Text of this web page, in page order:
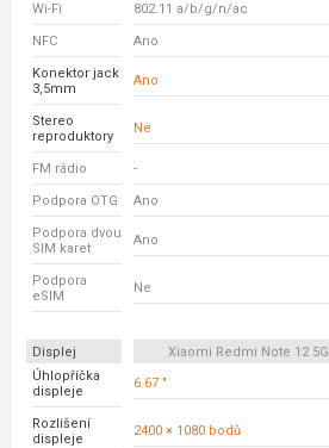
Wi-Fi 802.11 a/b/g/n/ac
NFC Ano
Konektor jack
3,5mm
Ano
Stereo
reproduktory
Ne
FM rádio -
Podpora OTG Ano
Podpora dvou
SIM karet
Ano
Podpora
eSIM
Ne
Displej Xiaomi Redmi Note 12 5G
Úhlopříčka
displeje
6.67 "
Rozlišení
displeje
2400 × 1080 bodů